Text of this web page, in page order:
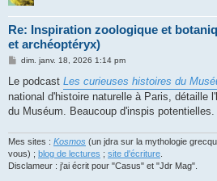
Re: Inspiration zoologique et
et archéoptéryx)
M
s
a
g
e
dim. janv. 18, 2026 1:14 pm
Le podcast Les curieuses histoires du
national d'histoire naturelle à Paris, détaille
du Muséum. Beaucoup d'inspis potentielles.
Mes sites : Kosmos (un jdra sur la mythologie
vous) ; blog de lectures ; site d'écriture
Disclameur : j'ai écrit pour "Casus" et "Jdr Mag".